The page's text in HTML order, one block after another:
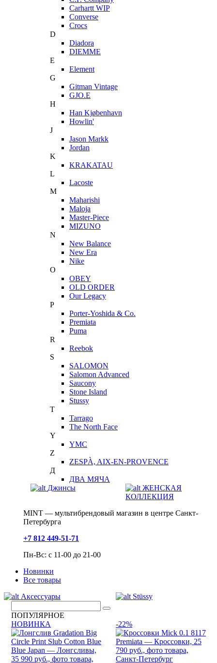
Carhartt WIP
Converse
Crocs
D
Diadora
DIEMME
E
Element
G
Gitman Vintage
GJO.E
H
Han Kjøbenhavn
Howlin'
J
Jason Markk
Jordan
K
KRAKATAU
L
Lacoste
M
Maharishi
Maloja
Master-Piece
MIZUNO
N
New Balance
New Era
Nike
O
OBEY
OLD ORDER
Our Legacy
P
Porter-Yoshida & Co.
Premiata
Puma
R
Reebok
S
SALOMON
Salomon Advanced
Saucony
Stone Island
Stussy
T
Tarrago
The North Face
Y
YMC
Z
ZESPÀ, AIX-EN-PROVENCE
Д
ДВА МЯЧА
Джинсы
ЖЕНСКАЯ
КОЛЛЕКЦИЯ
MINT — мультибрендовый магазин в центре Санкт-
Петербурга
+7 812 449-51-71
Пн-Вс: с 11-00 до 21-00
Новинки
Все товары
Аксессуары
Stüssy
ПОПУЛЯРНОЕ
НОВИНКА
-22%